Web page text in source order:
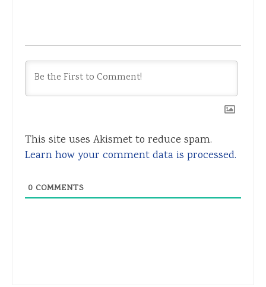
This site uses Akismet to reduce spam.
Learn how your comment data is processed.
0 COMMENTS